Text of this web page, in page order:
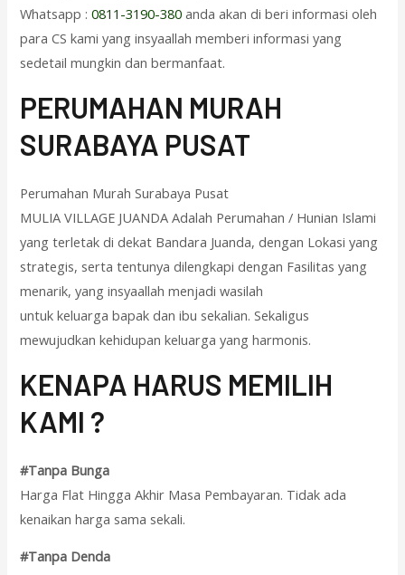
Whatsapp :0811-3190-380 anda akan di beri informasi oleh
para CS kami yang insyaallah memberi informasi yang
sedetail mungkin dan bermanfaat.
PERUMAHAN MURAH
SURABAYA PUSAT
Perumahan Murah Surabaya Pusat
MULIA VILLAGE JUANDA Adalah Perumahan / Hunian Islami
yang terletak di dekat Bandara Juanda, dengan Lokasi yang
strategis, serta tentunya dilengkapi dengan Fasilitas yang
menarik, yang insyaallah menjadi wasilah
untuk keluarga bapak dan ibu sekalian. Sekaligus
mewujudkan kehidupan keluarga yang harmonis.
KENAPA HARUS MEMILIH
KAMI ?
#Tanpa Bunga
Harga Flat Hingga Akhir Masa Pembayaran. Tidak ada
kenaikan harga sama sekali.
#Tanpa Denda